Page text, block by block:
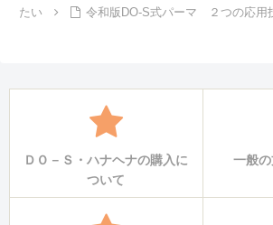
たい
令和版DO-S式パーマ ２つの応用
ＤＯ－Ｓ・ハナヘナの購入に
ついて
一般